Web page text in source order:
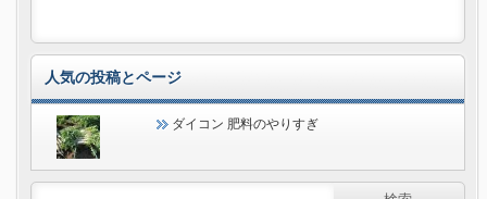
人気の投稿とページ
ダイコン 肥料のやりすぎ